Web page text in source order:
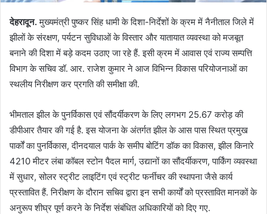
देहरादून.मुख्यमंत्री पुष्कर सिंह धामी के दिशा-निर्देशों के क्रम में नैनीताल जिले में
झीलों के संरक्षण, पर्यटन सुविधाओं के विस्तार और यातायात व्यवस्था को मजबूत
बनाने की दिशा में बड़े कदम उठाए जा रहे हैं. इसी क्रम में आवास एवं राज्य सम्पत्ति
विभाग के सचिव डॉ. आर. राजेश कुमार ने आज विभिन्न विकास परियोजनाओं का
स्थलीय निरीक्षण कर प्रगति की समीक्षा की.
भीमताल झील के पुनर्विकास एवं सौंदर्यीकरण के लिए लगभग 25.67 करोड़ की
डीपीआर तैयार की गई है. इस योजना के अंतर्गत झील के आस पास स्थित प्रमुख
पार्कों का पुनर्विकास, दीनदयाल पार्क के समीप बोटिंग डॉक का विकास, झील किनारे
4210 मीटर लंबा कॉबल स्टोन पैदल मार्ग, उद्यानों का सौंदर्यीकरण, पार्किंग व्यवस्था
में सुधार, सोलर स्ट्रीट लाइटिंग एवं स्ट्रीट फर्नीचर की स्थापना जैसे कार्य
प्रस्तावित हैं. निरीक्षण के दौरान सचिव द्वारा इन सभी कार्यों को प्रस्तावित मानकों के
अनुरूप शीघ्र पूर्ण करने के निर्देश संबंधित अधिकारियों को दिए गए.